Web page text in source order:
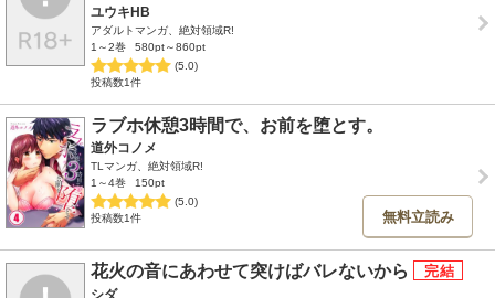
ユウキHB
アダルトマンガ、絶対領域R!
1～2巻
580pt～860pt
(5.0)
投稿数1件
ラブホ休憩3時間で、お前を堕とす。
道外コノメ
TLマンガ、絶対領域R!
1～4巻
150pt
(5.0)
投稿数1件
無料立読み
花火の音にあわせて突けばバレないから